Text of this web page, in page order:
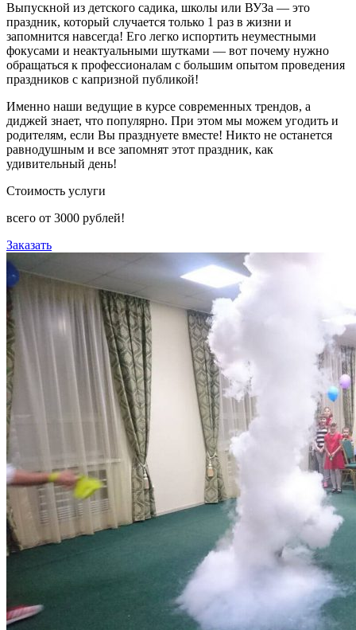
Выпускной из детского садика, школы или ВУЗа — это
праздник, который случается только 1 раз в жизни и
запомнится навсегда! Его легко испортить неуместными
фокусами и неактуальными шутками — вот почему нужно
обращаться к профессионалам с большим опытом проведения
праздников с капризной публикой!
Именно наши ведущие в курсе современных трендов, а
диджей знает, что популярно. При этом мы можем угодить и
родителям, если Вы празднуете вместе! Никто не останется
равнодушным и все запомнят этот праздник, как
удивительный день!
Стоимость услуги
всего от 3000 рублей!
Заказать